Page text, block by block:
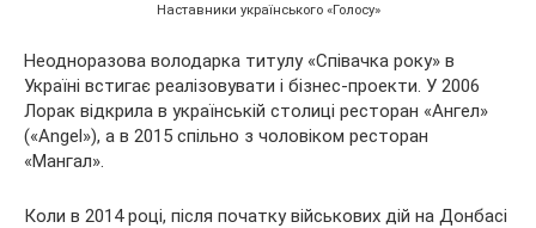
Наставники українського «Голосу»
Неодноразова володарка титулу «Співачка року» в
Україні встигає реалізовувати і бізнес-проекти. У 2006
Лорак відкрила в українській столиці ресторан «Ангел»
(«Angel»), а в 2015 спільно з чоловіком ресторан
«Мангал».
Коли в 2014 році, після початку військових дій на Донбасі